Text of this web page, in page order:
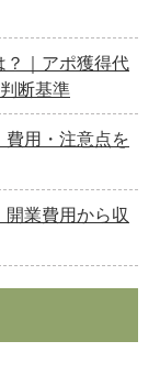
？｜アポ獲得代
断基準
費用・注意点を
開業費用から収